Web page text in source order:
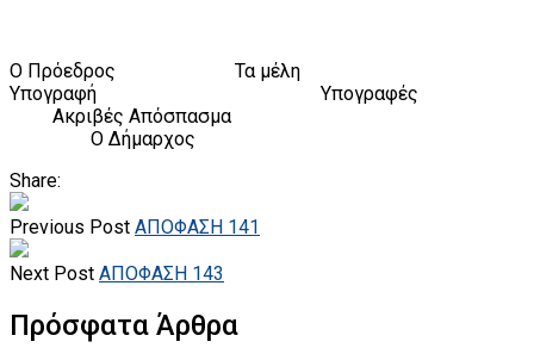
Ο Πρόεδρος Τα μέλη
Υπογραφή Υπογραφές
Ακριβές Απόσπασμα
Ο Δήμαρχος
Share:
Previous Post ΑΠΟΦΑΣΗ 141
Next Post ΑΠΟΦΑΣΗ 143
Πρόσφατα Άρθρα